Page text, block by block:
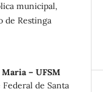
municipal,
de Restinga
– UFSM
de Santa